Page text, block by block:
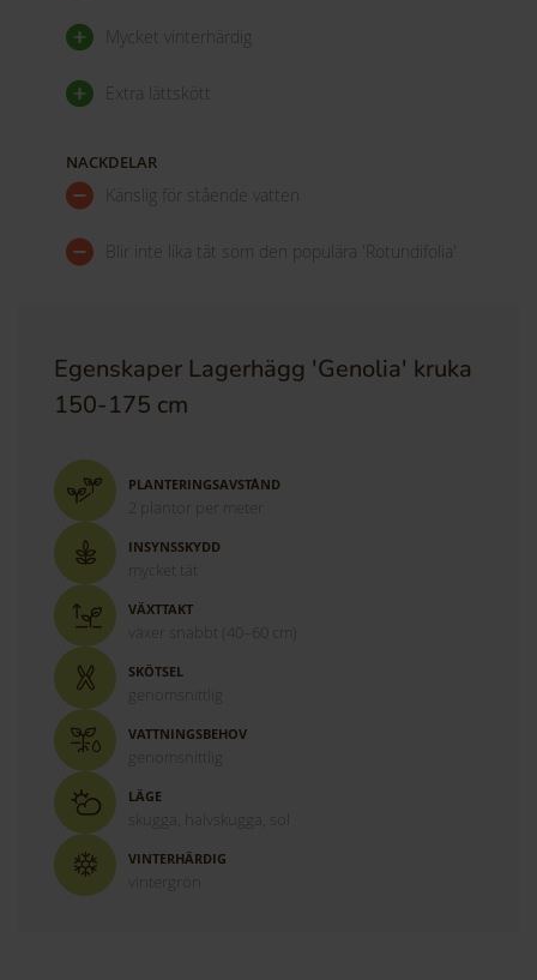
Mycket vinterhärdig
Extra lättskött
NACKDELAR
Känslig för stående vatten
Blir inte lika tät som den populära 'Rotundifolia'
Egenskaper Lagerhägg 'Genolia' kruka
150-175 cm
PLANTERINGSAVSTÅND
2 plantor per meter
INSYNSSKYDD
VÄXTTAKT
SKÖTSEL
genomsnittlig
VATTNINGSBEHOV
genomsnittlig
LÄGE
skugga, halvskugga, sol
VINTERHÄRDIG
vintergrön